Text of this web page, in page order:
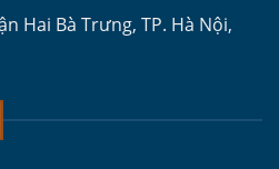
Hai Bà Trưng, TP. Hà Nội,